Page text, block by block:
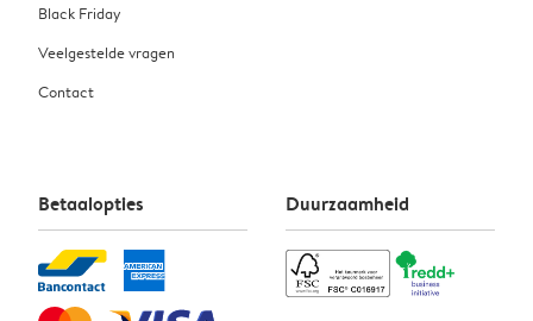
Black Friday
Veelgestelde vragen
Contact
Betaalopties Duurzaamheid